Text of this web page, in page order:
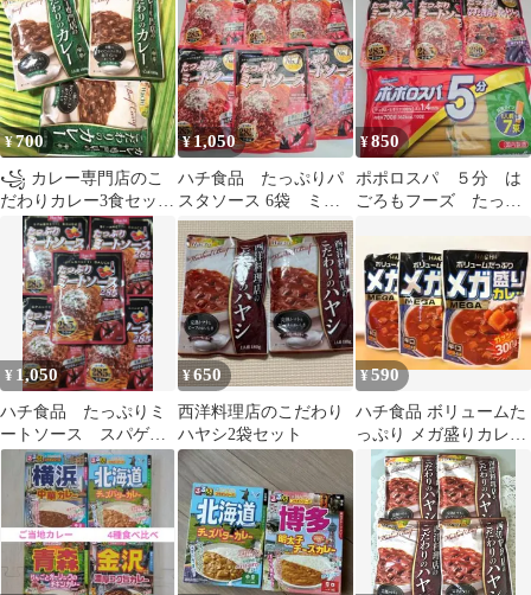
個セット
¥700
꧁ カレー専門店のこ
だわりカレー3食セット
꧂中辛レトルト食品✳️
時短温活ヘルシー
¥1,050
ハチ食品 たっぷりパ
スタソース 6袋 ミー
トソース 2027.10.20
¥850
ポポロスパ ５分 は
ごろもフーズ たっぷ
¥ 1,050
ハチ食品 たっぷりミ
ートソース スパゲッ
ティ パスタソース
２８５g ５袋 ➉
¥650
西洋料理店のこだわり
ハヤシ2袋セット
¥590
ハチ食品 ボリュームた
っぷり メガ盛りカレー
辛口 300g×3個